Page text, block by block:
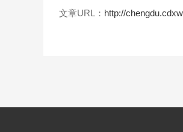
文章URL： http://